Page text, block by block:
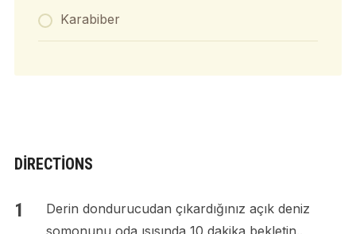
Karabiber
DIRECTIONS
Derin dondurucudan çıkardığınız açık deniz